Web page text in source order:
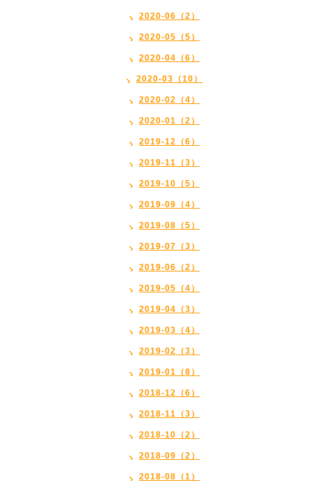
2020-06（2）
2020-05（5）
2020-04（6）
2020-03（10）
2020-02（4）
2020-01（2）
2019-12（6）
2019-11（3）
2019-10（5）
2019-09（4）
2019-08（5）
2019-07（3）
2019-06（2）
2019-05（4）
2019-04（3）
2019-03（4）
2019-02（3）
2019-01（8）
2018-12（6）
2018-11（3）
2018-10（2）
2018-09（2）
2018-08（1）